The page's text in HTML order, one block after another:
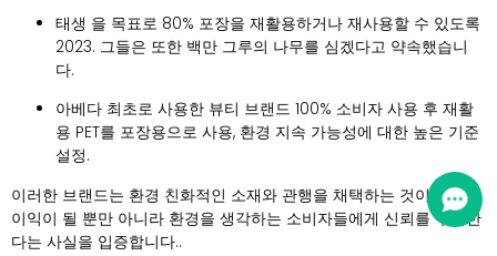
태생 을 목표로 80% 포장을 재활용하거나 재사용할 수 있도록
2023. 그들은 또한 백만 그루의 나무를 심겠다고 약속했습니
다.
아베다 최초로 사용한 뷰티 브랜드 100% 소비자 사용 후 재활
용 PET를 포장용으로 사용, 환경 지속 가능성에 대한 높은 기준
설정.
이러한 브랜드는 환경 친화적인 소재와 관행을 채택하는 것이 지구에
이익이 될 뿐만 아니라 환경을 생각하는 소비자들에게 신뢰를 구축한
다는 사실을 입증합니다..